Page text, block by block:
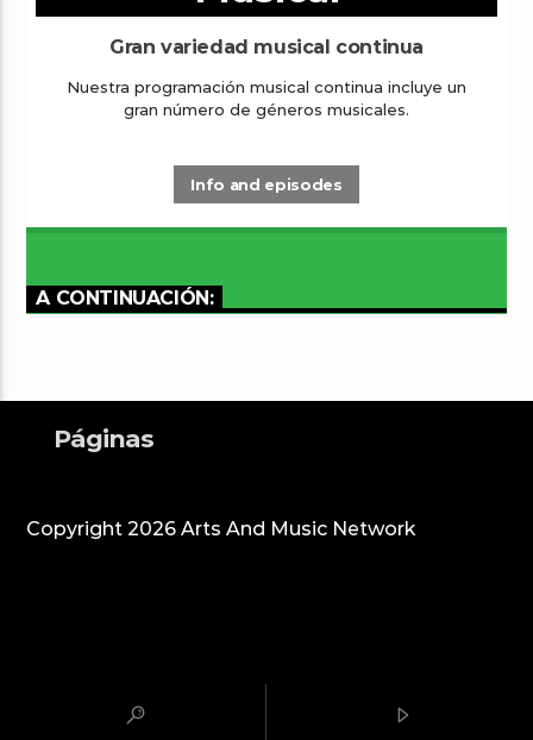
Gran variedad musical continua
Nuestra programación musical continua incluye un
gran número de géneros musicales.
Info and episodes
A CONTINUACIÓN:
Páginas
Copyright 2026 Arts And Music Network